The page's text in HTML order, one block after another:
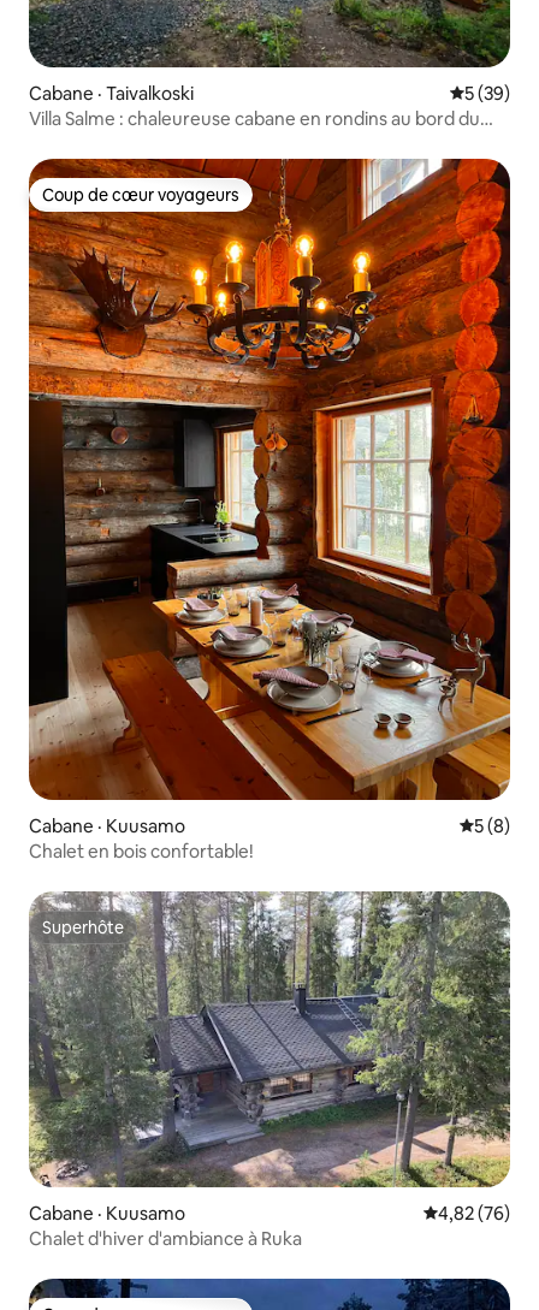
Cabane · Taivalkoski Note
5 (39)
Villa Salme : chaleureuse cabane en rondins au bord du
Coup de cœur voyageurs
Coup de cœur voyageurs
Cabane · Kuusamo Note
5 (8)
Chalet en bois confortable!
Superhôte
Superhôte
Cabane · Kuusamo Note
4,82 (76)
Chalet d'hiver d'ambiance à Ruka